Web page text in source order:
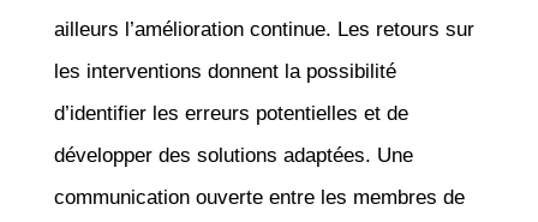
ailleurs l’amélioration continue. Les retours sur
les interventions donnent la possibilité
d’identifier les erreurs potentielles et de
développer des solutions adaptées. Une
communication ouverte entre les membres de